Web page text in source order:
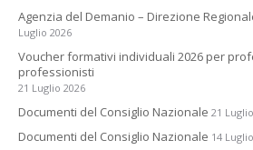
Agenzia del Demanio – Direzione
Luglio 2026
Voucher formativi individuali 2026 per
professionisti
21 Luglio 2026
Documenti del Consiglio Nazionale 21
Documenti del Consiglio Nazionale 14